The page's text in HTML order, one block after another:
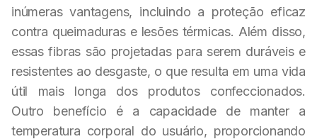
inúmeras vantagens, incluindo a proteção eficaz
contra queimaduras e lesões térmicas. Além disso,
essas fibras são projetadas para serem duráveis e
resistentes ao desgaste, o que resulta em uma vida
útil mais longa dos produtos confeccionados.
Outro benefício é a capacidade de manter a
temperatura corporal do usuário, proporcionando